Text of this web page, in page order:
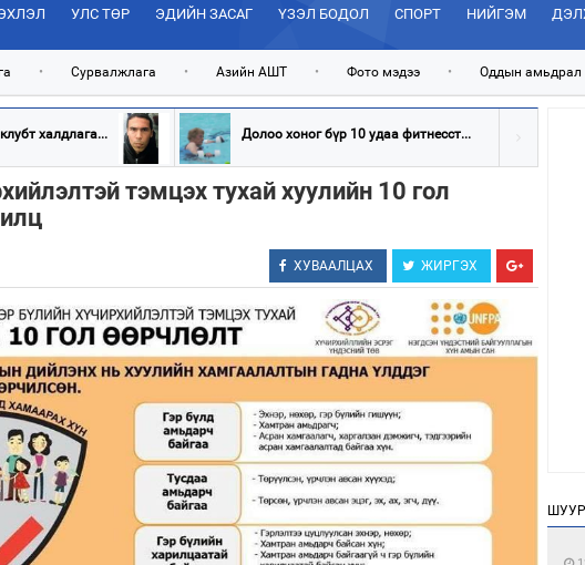
УЛС ТӨР ЭДИЙН ЗАСАГ ҮЗЭЛ БОДОЛ СПОРТ НИЙГЭМ
• Сурвалжлага • Азийн АШТ • Фото мэдээ • Оддын амьдрал
халдлага... Долоо хоног бүр 10 удаа фитнесст...
тэмцэх тухай хуулийн 10 гол
ХУВААЛЦАХ ЖИРГЭХ